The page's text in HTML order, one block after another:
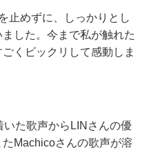
止めずに、しっかりとし
した。今まで私が触れた
くビックリして感動しま
た歌声からLINさんの優
Machicoさんの歌声が溶